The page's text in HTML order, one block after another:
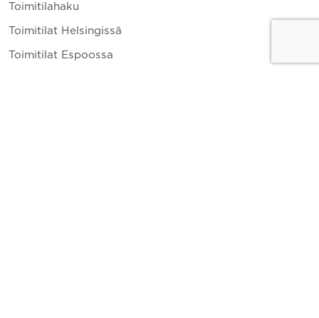
Toimitilahaku
Toimitilat Helsingissä
Toimitilat Espoossa